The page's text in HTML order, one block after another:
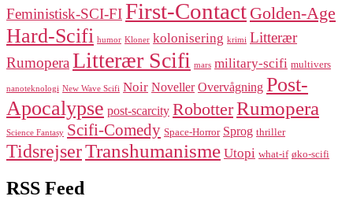
Feministisk-SCI-FIFirst-Contact Golden-Age
Hard-Scifi humor Kloner kolonisering krimi Litterær
Rumopera Litterær Scifi mars military-scifi multivers
nanoteknologi New Wave Scifi Noir Noveller Overvågning Post-
Apocalypse post-scarcity RobotterRumopera
Science Fantasy Scifi-Comedy Space-Horror Sprog thriller
TidsrejserTranshumanisme Utopi what-if øko-scifi
RSS Feed